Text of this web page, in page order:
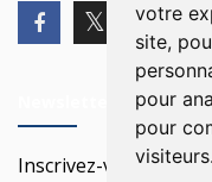
votre
site,
pour
pour
visiteurs.
Inscrivez-vous à